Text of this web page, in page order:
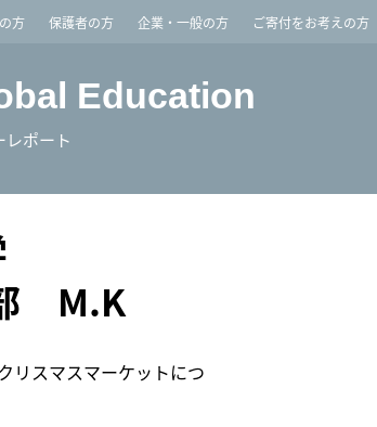
方 保護者の方 企業・一般の方 ご寄付をお考えの方
Education
ポート
M.K
リスマスマーケットにつ